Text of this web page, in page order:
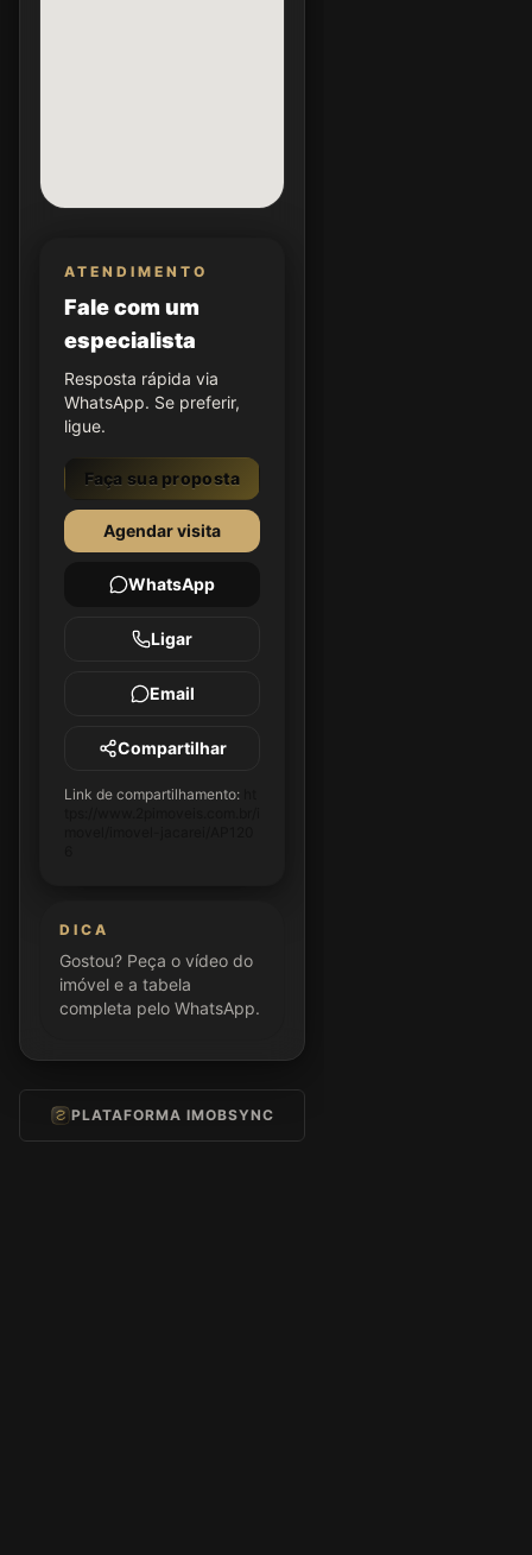
ATENDIMENTO
Fale com um
especialista
Resposta rápida via
WhatsApp. Se preferir,
ligue.
Faça sua proposta
Agendar visita
WhatsApp
Ligar
Email
Compartilhar
Link de compartilhamento:
DICA
Gostou? Peça o vídeo do
imóvel e a tabela
completa pelo WhatsApp.
PLATAFORMA IMOBSYNC